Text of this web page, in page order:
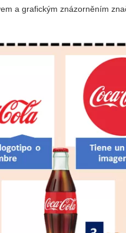
a grafickým znázorněním